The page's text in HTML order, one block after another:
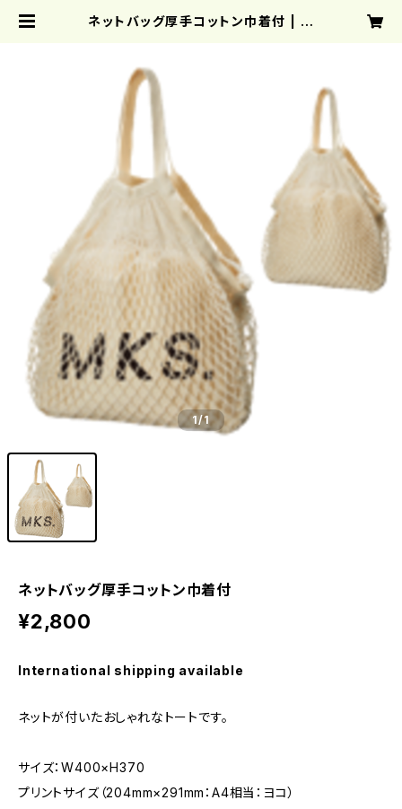
ネットバッグ厚手コットン巾着付 | ク
1/1
ネットバッグ厚手コットン巾着付
¥2,800
International shipping available
ネットが付いたおしゃれなトートです。
サイズ：W400×H370
プリントサイズ（204mm×291mm：A4相当：ヨコ）